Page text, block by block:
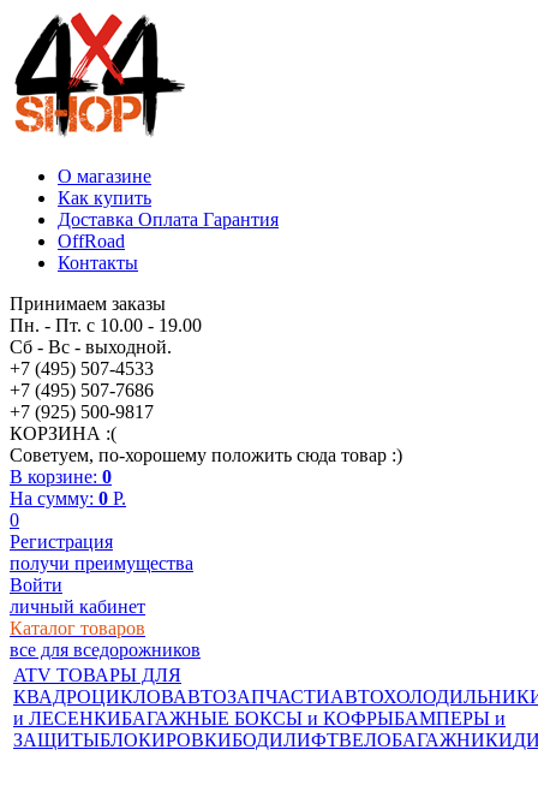
О магазине
Как купить
Доставка Оплата Гарантия
OffRoad
Контакты
Принимаем заказы
Пн. - Пт. с 10.00 - 19.00
Сб - Вс - выходной.
+7 (495) 507-4533
+7 (495) 507-7686
+7 (925) 500-9817
КОРЗИНА :(
Советуем, по-хорошему положить сюда товар :)
В корзине: 0
На сумму: 0 P.
0
Регистрация
получи преимущества
Войти
личный кабинет
Каталог товаров
все для вседорожников
ATV ТОВАРЫ ДЛЯ
КВАДРОЦИКЛОВАВТОЗАПЧАСТИ
и ЛЕСЕНКИБАГАЖНЫЕ БОКСЫ и КОФРЫБАМПЕРЫ и
ЗАЩИТЫБЛОКИРОВКИБОДИЛИФТВЕЛОБАГАЖНИКИ